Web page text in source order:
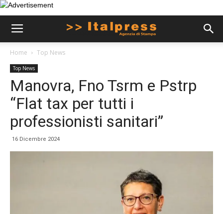
Home Top News
Top News
Manovra, Fno Tsrm e Pstrp
“Flat tax per tutti i
professionisti sanitari”
16 Dicembre 2024